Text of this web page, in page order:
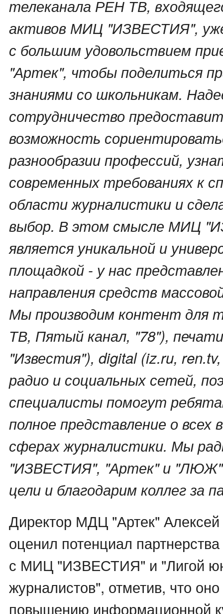
телеканала РЕН ТВ,
активов МИЦ "ИЗВЕСТИЯ",
с большим удовольствием
"Артек", чтобы поделиться
знаниями со школьникам.
сотрудничество
возможность
разнообразии профессий,
современных требованиях к
области журналистики и
выбор. В этом смысле МИЦ
является уникальной и
площадкой - у нас
направления средств
Мы производим контент для
ТВ, Пятый канал, "78"),
"Известия"), digital (iz.ru,
радио и социальных сетей,
специалисты помогут
полное представление о всех
сферах журналистики. Мы
"ИЗВЕСТИЯ", "Артек" и
цели и благодарим коллег за
Директор МДЦ "Артек"
оценил потенциал
с МИЦ "ИЗВЕСТИЯ" и "Лигой
журналистов", отметив, что
повышению информационной